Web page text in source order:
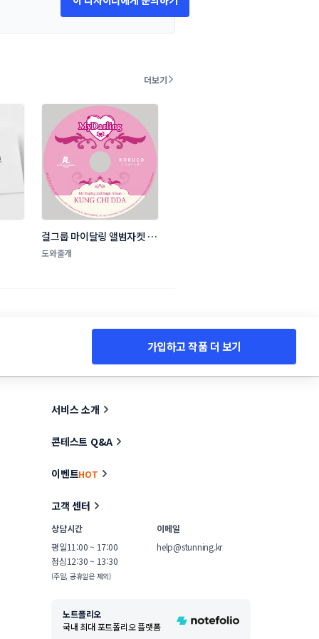
더보기
걸그룹 마이달링 앨범자켓 디
자인
도와줄개
가입하고 작품 더 보기
서비스 소개
콘테스트 Q&A
이벤트HOT
고객 센터
상담시간
평일11:00 ~ 17:00
점심12:30 ~ 13:30
(주말, 공휴일은 제외)
이메일
help@stunning.kr
노트폴리오
국내 최대 포트폴리오 플랫폼